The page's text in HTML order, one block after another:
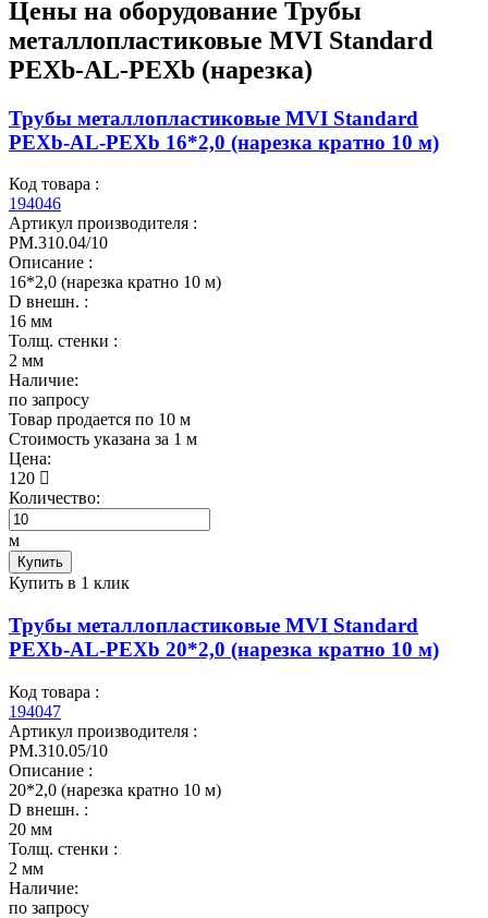
Цены на оборудование Трубы
металлопластиковые MVI Standard
PEXb-AL-PEXb (нарезка)
Трубы металлопластиковые MVI Standard
PEXb-AL-PEXb 16*2,0 (нарезка кратно 10 м)
Код товара :
194046
Артикул производителя :
PM.310.04/10
Описание :
16*2,0 (нарезка кратно 10 м)
D внешн. :
16 мм
Толщ. стенки :
2 мм
Наличие:
по запросу
Товар продается по 10 м
Cтоимость указана за 1 м
Цена:
120
Количество:
м
Купить
Купить в 1 клик
Трубы металлопластиковые MVI Standard
PEXb-AL-PEXb 20*2,0 (нарезка кратно 10 м)
Код товара :
194047
Артикул производителя :
PM.310.05/10
Описание :
20*2,0 (нарезка кратно 10 м)
D внешн. :
20 мм
Толщ. стенки :
2 мм
Наличие:
по запросу